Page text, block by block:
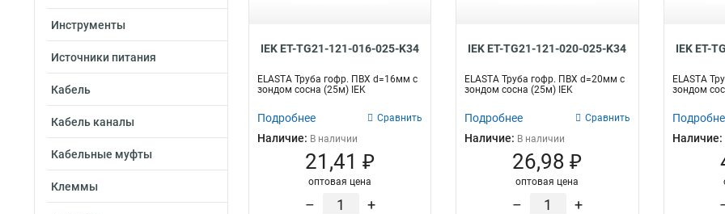
Инструменты
Источники питания
Кабель
Кабель каналы
Кабельные муфты
Клеммы
IEK ET-TG21-121-016-025-K34
ELASTA Труба гофр. ПВХ d=16мм с
зондом сосна (25м) IEK
Подробнее Сравнить
Наличие: В наличии
21,41 ₽
оптовая цена
– +
IEK ET-TG21-121-020-025-K34
ELASTA Труба гофр. ПВХ d=20мм с
зондом сосна (25м) IEK
Подробнее Сравнить
Наличие: В наличии
26,98 ₽
оптовая цена
– +
IEK ET-
ELASTA
зондом
Наличие: